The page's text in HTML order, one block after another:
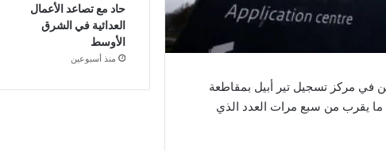
في مركز تسجيل تير أبيل بمقاطعة
ما يعادل ما يقرب من سبع مرات العدد الذي
حاد مع تصاعد الأعمال
العدائية في الشرق
الأوسط
منذ أسبوعين